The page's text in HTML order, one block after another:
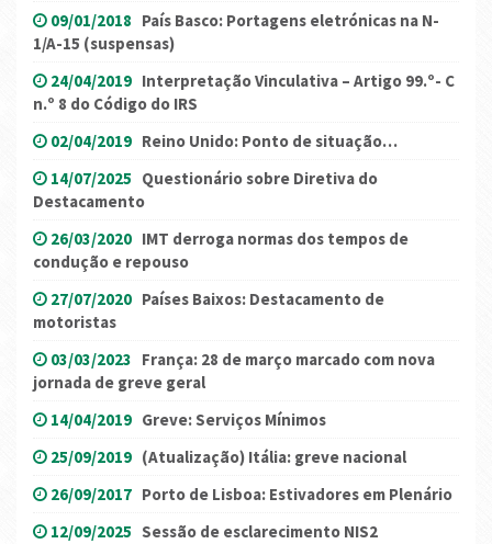
09/01/2018 País Basco: Portagens eletrónicas na N-
1/A-15 (suspensas)
24/04/2019 Interpretação Vinculativa – Artigo 99.º- C
n.º 8 do Código do IRS
02/04/2019 Reino Unido: Ponto de situação…
14/07/2025 Questionário sobre Diretiva do
Destacamento
26/03/2020 IMT derroga normas dos tempos de
condução e repouso
27/07/2020 Países Baixos: Destacamento de
motoristas
03/03/2023 França: 28 de março marcado com nova
jornada de greve geral
14/04/2019 Greve: Serviços Mínimos
25/09/2019 (Atualização) Itália: greve nacional
26/09/2017 Porto de Lisboa: Estivadores em Plenário
12/09/2025 Sessão de esclarecimento NIS2